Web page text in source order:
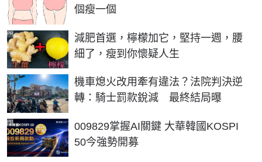
個瘦一個
減肥首選，檸檬加它，堅持一週，腰
細了，瘦到你懷疑人生
PR
機車熄火改用牽有違法？法院判決逆
轉：騎士罰款銳減 最終結局曝
009829掌握AI關鍵 大華韓國KOSPI
50今強勢開募
PR